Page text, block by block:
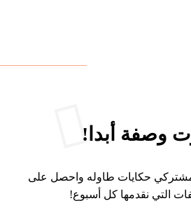
وصفة أبدا!
مشتركي حكايات طاوله واحصل على
التي نقدمها كل أسبوع!